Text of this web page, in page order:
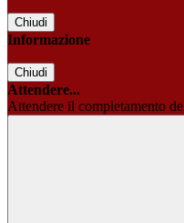
Chiudi
Informazione
Chiudi
Attendere...
Attendere il completamento